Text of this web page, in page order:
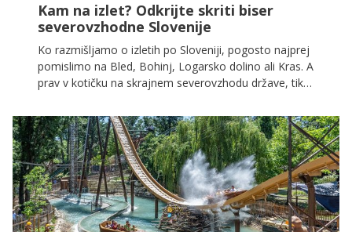
Kam na izlet? Odkrijte skriti biser
severovzhodne Slovenije
Ko razmišljamo o izletih po Sloveniji, pogosto najprej
pomislimo na Bled, Bohinj, Logarsko dolino ali Kras. A
prav v kotičku na skrajnem severovzhodu države, tik
Goričko. Pokrajina gričev, vinogradov, starih gradov in
termalnih izvirov nudi popolno doživetje za tiste, ki si
želijo pobega od vsakodnevnega vrveža in hkrati
odkrivati nekaj novega, avtentičnega in slovenskega.